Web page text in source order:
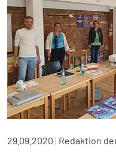
29.09.2020 | Redaktion